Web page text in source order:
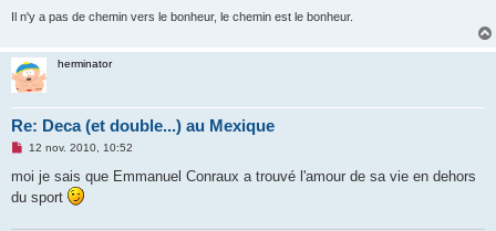
u
Il n'y a pas de chemin vers le bonheur, le chemin est le bonheur.
herminator
Re: Deca (et double...) au Mexique
M
s
a
12 nov. 2010, 10:52
moi je sais que Emmanuel Conraux a trouvé l'amour de sa vie en dehors
du sport